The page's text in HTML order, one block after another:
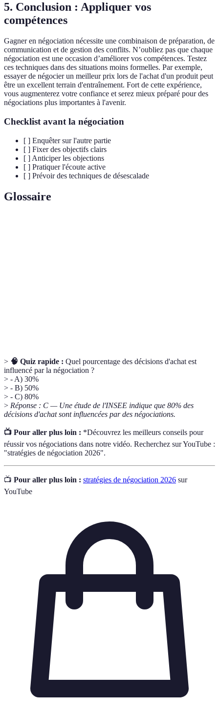
5. Conclusion : Appliquer vos
compétences
Gagner en négociation nécessite une combinaison de préparation, de
communication et de gestion des conflits. N’oubliez pas que chaque
négociation est une occasion d’améliorer vos compétences. Testez
ces techniques dans des situations moins formelles. Par exemple,
essayer de négocier un meilleur prix lors de l'achat d'un produit peut
être un excellent terrain d'entraînement. Fort de cette expérience,
vous augmenterez votre confiance et serez mieux préparé pour des
négociations plus importantes à l'avenir.
Checklist avant la négociation
[ ] Enquêter sur l'autre partie
[ ] Fixer des objectifs clairs
[ ] Anticiper les objections
[ ] Pratiquer l'écoute active
[ ] Prévoir des techniques de désescalade
Glossaire
> 🧠 Quiz rapide : Quel pourcentage des décisions d'achat est
influencé par la négociation ?
> - A) 30%
> - B) 50%
> - C) 80%
> Réponse : C — Une étude de l'INSEE indique que 80% des
décisions d'achat sont influencées par des négociations.
📺 Pour aller plus loin : *Découvrez les meilleurs conseils pour
réussir vos négociations dans notre vidéo. Recherchez sur YouTube :
"stratégies de négociation 2026".
📺 Pour aller plus loin : stratégies de négociation 2026 sur
YouTube